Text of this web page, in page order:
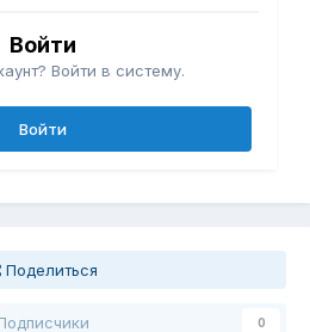
Войти
Войти в систему.
Войти
Поделиться
0